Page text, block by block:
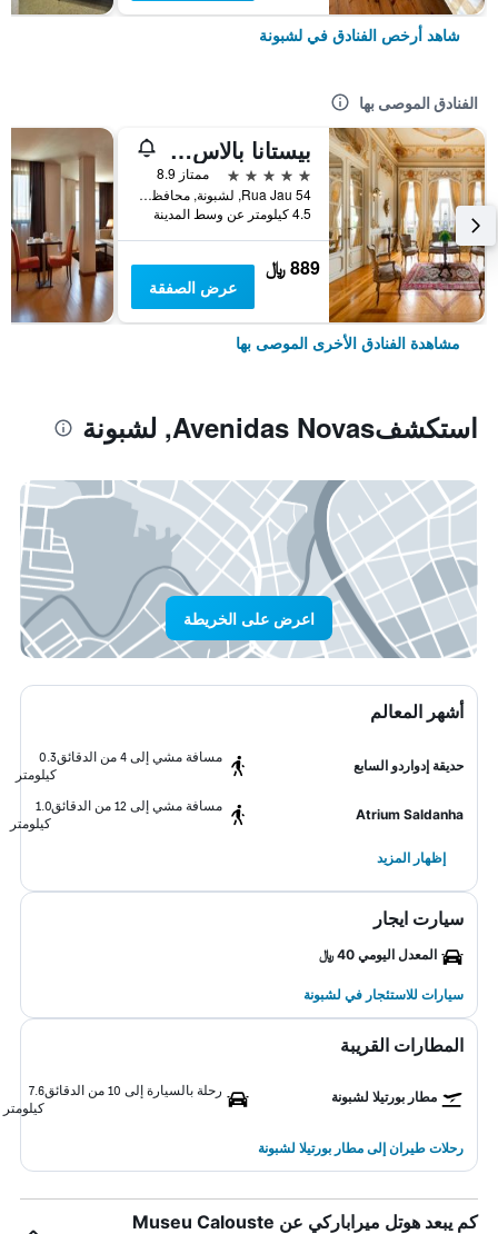
شاهد أرخص الفنادق في لشبونة
الفنادق الموصى بها
بيستانا بالاس ليسبوا هوتل آند ناشونال مونومنت - ذا ليدينج هوتلز أوف ذا وورلد
5 نجوم
ممتاز 8.9
Rua Jau 54, لشبونة, محافظة لشبونة, البرتغال
4.5 كيلومتر عن وسط المدينة
889 ﷼
عرض الصفقة
مشاهدة الفنادق الأخرى الموصى بها
استكشفAvenidas Novas, لشبونة
اعرض على الخريطة
أشهر المعالم
حديقة إدواردو السابع
مسافة مشي إلى 4 من الدقائق
0.3
كيلومتر
Atrium Saldanha
مسافة مشي إلى 12 من الدقائق
1.0
كيلومتر
إظهار المزيد
سيارت ايجار
المعدل اليومي 40 ﷼
سيارات للاستئجار في لشبونة
المطارات القريبة
مطار بورتيلا لشبونة رحلة بالسيارة إلى 10 من الدقائق
7.6
كيلومتر
رحلات طيران إلى مطار بورتيلا لشبونة
كم يبعد هوتل ميراباركي عن Museu Calouste